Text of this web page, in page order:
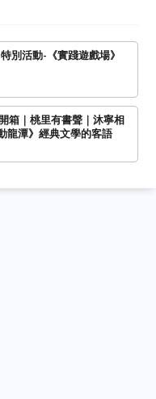
別活動-《實踐遊戲場》
箱｜桃里有書聲｜沐寧相
龍潭》經典文學的客語